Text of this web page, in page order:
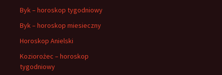
Byk – horoskop tygodniowy
Byk – horoskop miesieczny
Horoskop Anielski
Koziorożec – horoskop
tygodniowy